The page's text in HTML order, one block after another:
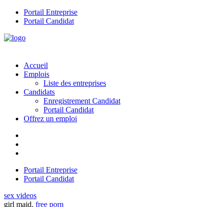
Portail Entreprise
Portail Candidat
Accueil
Emplois
Liste des entreprises
Candidats
Enregistrement Candidat
Portail Candidat
Offrez un emploi
Portail Entreprise
Portail Candidat
sex videos
girl maid. free porn